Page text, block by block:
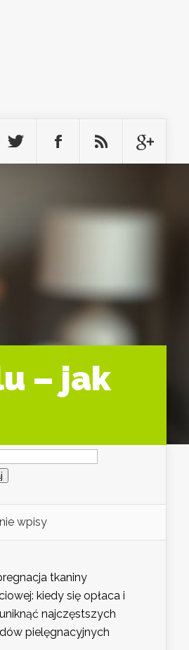
– jak
wpisy
tkaniny
kiedy się opłaca i
najczęstszych
pielęgnacyjnych